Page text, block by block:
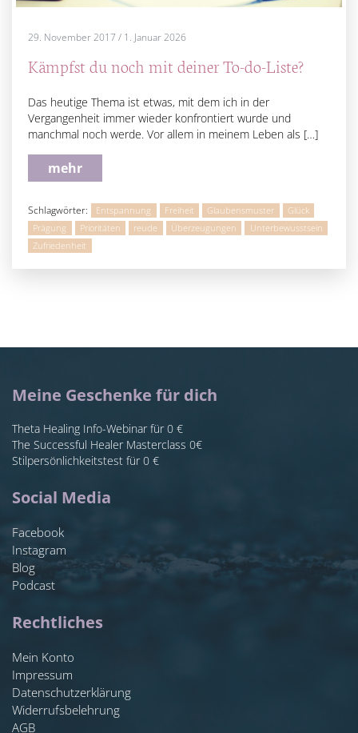
29. November 2017 / 1. Januar 2026
Kämpfst du noch mit deiner To-do-Liste?
Das heutige Thema ist etwas, mit dem ich in der
Vergangenheit immer wieder konfrontiert wurde und
manchmal noch werde. Vor allem in meinem Leben als […]
mehr
Schlagwörter: Entspannung Freiheit Glaubensmuster
Glück
Prägung
Prioritäten reude Überzeugungen
Unterbewusstsein
Zufriedenheit
Meine Geschenke für dich
Theta Healing Info-Webinar für 0 €
The Successful Healer Masterclass 0€
Stilpersönlichkeitstest für 0 €
Social Media
Facebook
Instagram
Blog
Podcast
Rechtliches
Mein Konto
Impressum
Datenschutzerklärung
Widerrufsbelehrung
AGB